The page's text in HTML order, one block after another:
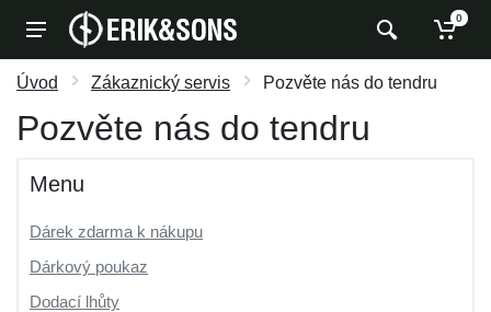
0
Úvod Zákaznický servis Pozvěte nás do tendru
Pozvěte nás do tendru
Menu
Dárek zdarma k nákupu
Dárkový poukaz
Dodací lhůty